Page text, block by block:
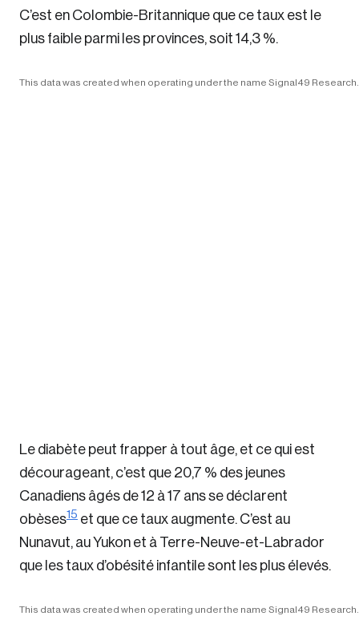
C’est en Colombie-Britannique que ce taux est le
plus faible parmi les provinces, soit 14,3 %.
Le diabète peut frapper à tout âge, et ce qui est
décourageant, c’est que 20,7 % des jeunes
Canadiens âgés de 12 à 17 ans se déclarent
obèses15 et que ce taux augmente. C’est au
Nunavut, au Yukon et à Terre-Neuve-et-Labrador
que les taux d’obésité infantile sont les plus élevés.